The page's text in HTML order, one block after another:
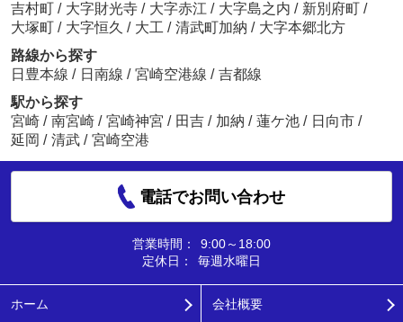
吉村町 / 大字財光寺 / 大字赤江 / 大字島之内 / 新別府町 /
大塚町 / 大字恒久 / 大工 / 清武町加納 / 大字本郷北方
路線から探す
日豊本線 / 日南線 / 宮崎空港線 / 吉都線
駅から探す
宮崎 / 南宮崎 / 宮崎神宮 / 田吉 / 加納 / 蓮ケ池 / 日向市 /
延岡 / 清武 / 宮崎空港
電話でお問い合わせ
営業時間：
9:00～18:00
定休日：
毎週水曜日
ホーム 会社概要